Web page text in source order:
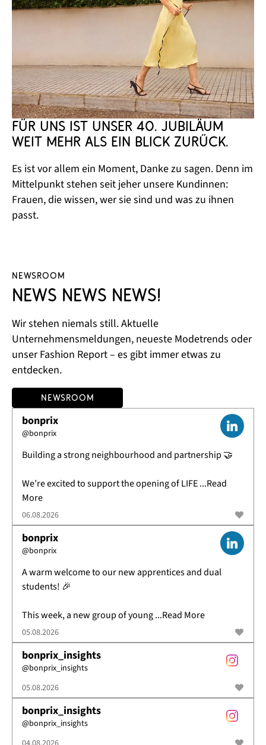
Für uns ist unser 40. Jubiläum
weit mehr als ein Blick zurück.
Es ist vor allem ein Moment, Danke zu sagen. Denn im
Mittelpunkt stehen seit jeher unsere Kundinnen:
Frauen, die wissen, wer sie sind und was zu ihnen
passt.
Newsroom
News News News!
Wir stehen niemals still. Aktuelle
Unternehmensmeldungen, neueste Modetrends oder
unser Fashion Report – es gibt immer etwas zu
entdecken.
Newsroom
bonprix
@bonprix
Building a strong neighbourhood and partnership 🤝
We’re excited to support the opening of LIFE ...Read
More
06.08.2026
bonprix
@bonprix
A warm welcome to our new apprentices and dual
students! 🎉
This week, a new group of young ...Read More
05.08.2026
bonprix_insights
@bonprix_insights
05.08.2026
bonprix_insights
@bonprix_insights